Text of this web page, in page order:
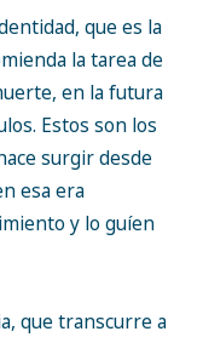
que es la
la tarea de
en la futura
Estos son los
surgir desde
esa era
y lo guíen
que transcurre a